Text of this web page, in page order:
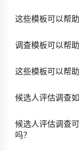
这些模板可以帮
调查模板可以帮
这些模板可以帮
候选人评估调查
候选人评估调查
吗？